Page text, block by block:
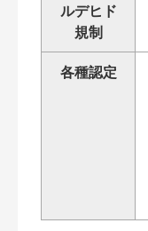
ルデヒド
規制
各種認定